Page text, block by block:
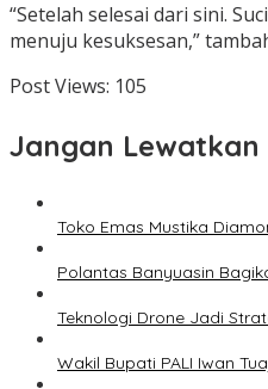
“Setelah selesai dari sini.
menuju kesuksesan,”
Post Views: 105
Jangan Lewatkan
Toko Emas Mustika
Polantas Banyuasin
Teknologi Drone Jadi
Wakil Bupati PALI Iwan